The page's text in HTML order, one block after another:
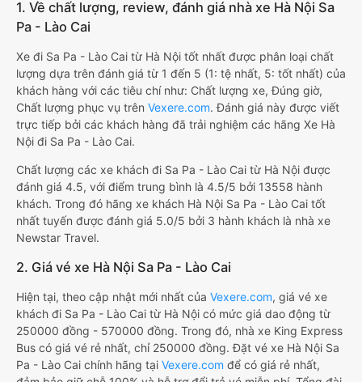
1. Về chất lượng, review, đánh giá nhà xe Hà Nội Sa
Pa - Lào Cai
Xe đi Sa Pa - Lào Cai từ Hà Nội tốt nhất được phân loại chất
lượng dựa trên đánh giá từ 1 đến 5 (1: tệ nhất, 5: tốt nhất) của
khách hàng với các tiêu chí như: Chất lượng xe, Đúng giờ,
Chất lượng phục vụ trên Vexere.com. Đánh giá này được viết
trực tiếp bởi các khách hàng đã trải nghiệm các hãng Xe Hà
Nội đi Sa Pa - Lào Cai.
Chất lượng các xe khách đi Sa Pa - Lào Cai từ Hà Nội được
đánh giá 4.5, với điểm trung bình là 4.5/5 bởi 13558 hành
khách. Trong đó hãng xe khách Hà Nội Sa Pa - Lào Cai tốt
nhất tuyến được đánh giá 5.0/5 bởi 3 hành khách là nhà xe
Newstar Travel.
2. Giá vé xe Hà Nội Sa Pa - Lào Cai
Hiện tại, theo cập nhật mới nhất của Vexere.com, giá vé xe
khách đi Sa Pa - Lào Cai từ Hà Nội có mức giá dao động từ
250000 đồng - 570000 đồng. Trong đó, nhà xe King Express
Bus có giá vé rẻ nhất, chỉ 250000 đồng. Đặt vé xe Hà Nội Sa
Pa - Lào Cai chính hãng tại Vexere.com để có giá rẻ nhất,